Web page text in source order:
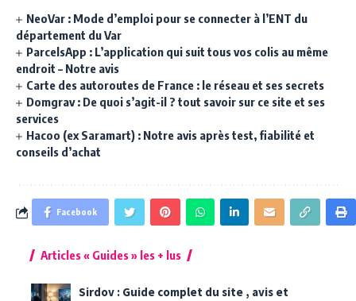
NeoVar : Mode d’emploi pour se connecter à l’ENT du
département du Var
ParcelsApp : L’application qui suit tous vos colis au même
endroit – Notre avis
Carte des autoroutes de France : le réseau et ses secrets
Domgrav : De quoi s’agit-il ? tout savoir sur ce site et ses
services
Hacoo (ex Saramart) : Notre avis après test, fiabilité et
conseils d’achat
Facebook
Articles « Guides » les + lus
Sirdov : Guide complet du site , avis et